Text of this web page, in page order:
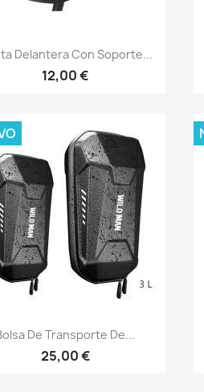
Vista rápida
Delantera Con Soporte...
12,00 €
Vista rápida
De Transporte De...
25,00 €